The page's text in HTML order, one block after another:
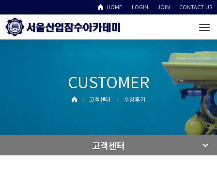
HOME LOGIN JOIN CONTACT US
CUSTOMER
고객센터 수강후기
고객센터